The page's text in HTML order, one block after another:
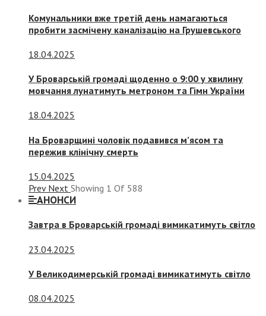
Комунальники вже третій день намагаються
пробити засмічену каналізацію на Грушевського
18.04.2025
У Броварській громаді щоденно о 9:00 у хвилину
мовчання лунатимуть метроном та Гімн України
18.04.2025
На Броварщині чоловік подавився м’ясом та
пережив клінічну смерть
15.04.2025
Prev Next Showing 1 Of 588
АНОНСИ
Завтра в Броварській громаді вимикатимуть світло
23.04.2025
У Великодимерській громаді вимикатимуть світло
08.04.2025